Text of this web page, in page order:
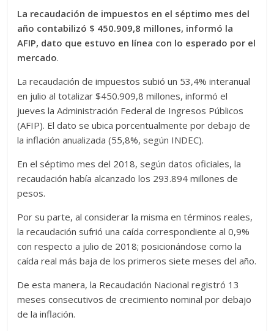
La recaudación de impuestos en el séptimo mes del
año contabilizó $ 450.909,8 millones, informó la
AFIP, dato que estuvo en línea con lo esperado por el
mercado.
La recaudación de impuestos subió un 53,4% interanual
en julio al totalizar $450.909,8 millones, informó el
jueves la Administración Federal de Ingresos Públicos
(AFIP). El dato se ubica porcentualmente por debajo de
la inflación anualizada (55,8%, según INDEC).
En el séptimo mes del 2018, según datos oficiales, la
recaudación había alcanzado los 293.894 millones de
pesos.
Por su parte, al considerar la misma en términos reales,
la recaudación sufrió una caída correspondiente al 0,9%
con respecto a julio de 2018; posicionándose como la
caída real más baja de los primeros siete meses del año.
De esta manera, la Recaudación Nacional registró 13
meses consecutivos de crecimiento nominal por debajo
de la inflación.